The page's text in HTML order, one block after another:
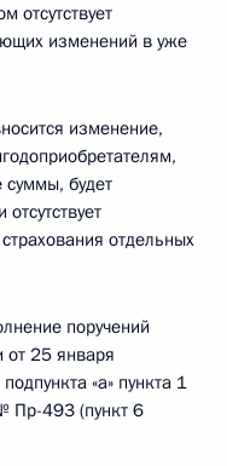
отсутствует
изменений в уже
изменение,
суммы, будет
отдельных
поручений
от 25 января
«а» пункта 1
Пр-493 (пункт 6